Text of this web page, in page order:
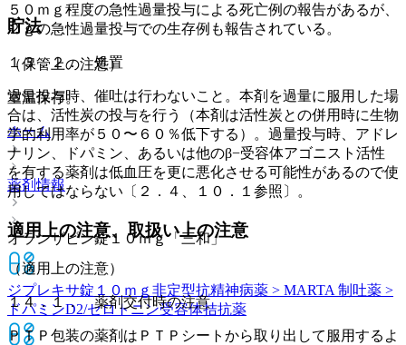
貯法
（保管上の注意）
室温保存。
ホーム
薬剤情報
オランザピン錠１０ｍｇ「三和」
ジプレキサ錠１０ｍｇ 非定型抗精神病薬 > MARTA 制吐薬 >
ドパミンD2/セロトニン受容体拮抗薬
５０ｍｇ程度の急性過量投与による死亡例の報告があるが、
２ｇの急性過量投与での生存例も報告されている。
１３．２． 処置
過量投与時、催吐は行わないこと。本剤を過量に服用した場
合は、活性炭の投与を行う（本剤は活性炭との併用時に生物
学的利用率が５０〜６０％低下する）。過量投与時、アドレ
ナリン、ドパミン、あるいは他のβ−受容体アゴニスト活性
を有する薬剤は低血圧を更に悪化させる可能性があるので使
用してはならない〔２．４、１０．１参照〕。
適用上の注意、取扱い上の注意
（適用上の注意）
１４．１． 薬剤交付時の注意
ＰＴＰ包装の薬剤はＰＴＰシートから取り出して服用するよ